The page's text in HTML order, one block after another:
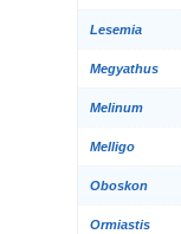
Lesemia
Megyathus
Melinum
Melligo
Oboskon
Ormiastis